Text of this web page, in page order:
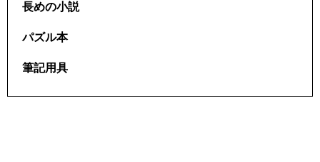
長めの小説
パズル本
筆記用具